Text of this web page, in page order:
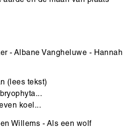
- Albane Vangheluwe - Hannah
(lees tekst)
koel...
Willems - Als een wolf